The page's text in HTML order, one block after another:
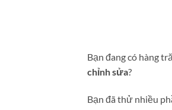
Bạn đang có hàng
chỉnh sửa?
Bạn đã thử nhiều